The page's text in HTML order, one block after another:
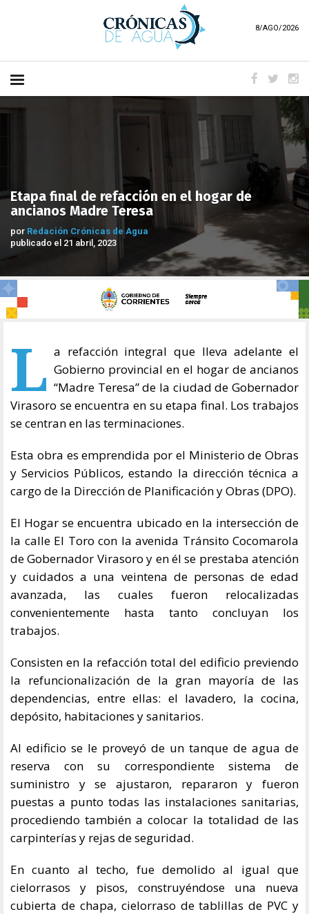
8/AGO/2026
Etapa final de refacción en el hogar de
ancianos Madre Teresa
por Redación Crónicas de Agua
publicado el 21 abril, 2023
L a refacción integral que lleva adelante el
Gobierno provincial en el hogar de ancianos
“Madre Teresa” de la ciudad de Gobernador
Virasoro se encuentra en su etapa final. Los trabajos
se centran en las terminaciones.
Esta obra es emprendida por el Ministerio de Obras
y Servicios Públicos, estando la dirección técnica a
cargo de la Dirección de Planificación y Obras (DPO).
El Hogar se encuentra ubicado en la intersección de
la calle El Toro con la avenida Tránsito Cocomarola
de Gobernador Virasoro y en él se prestaba atención
y cuidados a una veintena de personas de edad
avanzada, las cuales fueron relocalizadas
convenientemente hasta tanto concluyan los
trabajos.
Consisten en la refacción total del edificio previendo
la refuncionalización de la gran mayoría de las
dependencias, entre ellas: el lavadero, la cocina,
depósito, habitaciones y sanitarios.
Al edificio se le proveyó de un tanque de agua de
reserva con su correspondiente sistema de
suministro y se ajustaron, repararon y fueron
puestas a punto todas las instalaciones sanitarias,
procediendo también a colocar la totalidad de las
carpinterías y rejas de seguridad.
En cuanto al techo, fue demolido al igual que
cielorrasos y pisos, construyéndose una nueva
cubierta de chapa, cielorraso de tablillas de PVC y